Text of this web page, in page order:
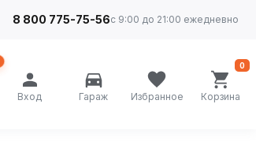
8 800 775-75-56с 9:00 до 21:00 ежедневно
Вход Гараж Избранное Корзина
0